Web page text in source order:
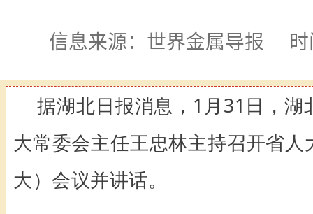
信息来源：世界金属导报 时
据湖北日报消息，1月31日，湖
大常委会主任王忠林主持召开省
大）会议并讲话。